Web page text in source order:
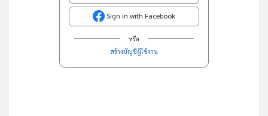
Sign in with Facebook
หรือ
สร้างบัญชีผู้ใช้งาน